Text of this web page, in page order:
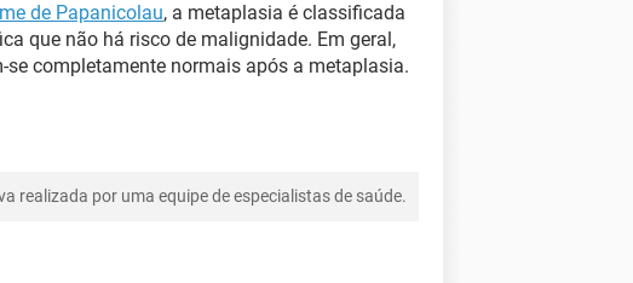
de Papanicolau, a metaplasia é classificada
que não há risco de malignidade. Em geral,
completamente normais após a metaplasia.
realizada por uma equipe de especialistas de saúde.